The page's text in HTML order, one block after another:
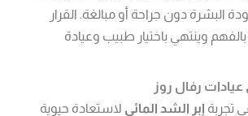
البشرة دون جراحة أو مبالغة. القرار
بالفهم وينتهي باختيار طبيب وعيادة
عيادات رفال روز
تجربة إبر الشد المائي لاستعادة حيوية